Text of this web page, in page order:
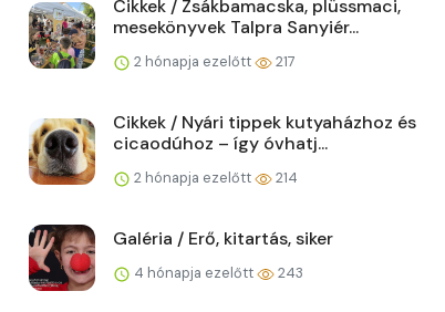
Cikkek / Zsákbamacska, plüssmaci,
mesekönyvek Talpra Sanyiér...
2 hónapja ezelőtt 217
Cikkek / Nyári tippek kutyaházhoz és
cicaodúhoz – így óvhatj...
2 hónapja ezelőtt 214
Galéria / Erő, kitartás, siker
4 hónapja ezelőtt 243